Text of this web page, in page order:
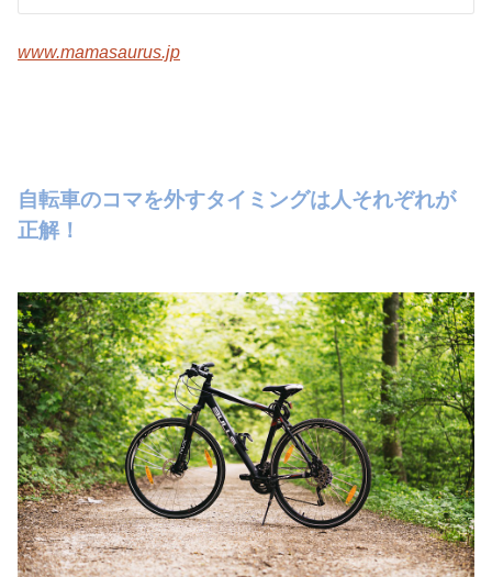
www.mamasaurus.jp
自転車のコマを外すタイミングは人それぞれが
正解！